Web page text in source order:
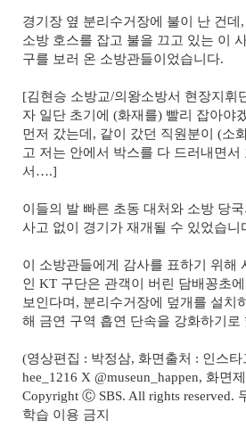
경기장 옆 분리수거장에 불이 난 건데
소방 호스를 잡고 불을 끄고 있는 이
구를 보러 온 소방관들이었습니다.
[김현승 소방교/의왕소방서 현장지휘
자 일단 초기에 (화재를) 빨리 잡아야
먼저 갔는데, 같이 갔던 직원분이 (소
고 저는 안에서 박스를 다 드러내면서
서….]
이들의 발 빠른 초동 대처와 소방 당
사고 없이 경기가 재개될 수 있었습니
이 소방관들에게 감사를 표하기 위해
인 KT 구단은 관객이 버린 담배꽁초
보인다며, 분리수거장에 덮개를 설치
해 금연 구역 흡연 단속을 강화하기로
(영상편집 : 박정삼, 화면출처 : 인스타
hee_1216 X @museun_happen, 화면
Copyright Ⓒ SBS. All rights reserved.
학습 이용 금지